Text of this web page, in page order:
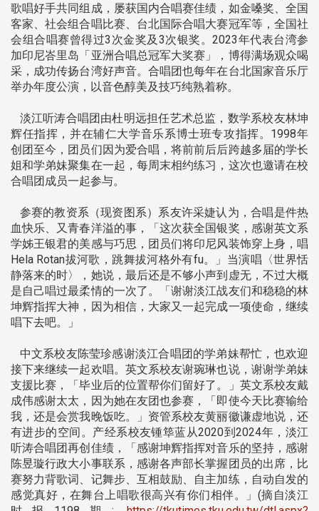
歌唱好手共同组成，屡获国内合唱赛佳绩，如金嗓奖、全国
客家、社会组合唱比赛、台北国际合唱大赛冠军等，全国社
会组合唱赛曾得过3次金奖及3次银奖。2023年代表台湾参
加印尼峇里岛「亚洲合唱总冠军大奖赛」，博得满场观众喝
采，成功传扬台湾好声音。合唱团也每年在台北国家音乐厅
举办年度公演，以音色醇美及技巧纯熟着称。
淡江听涛合唱团由杜明远担任艺术总监，数学系校友林坤
辉任指挥，并在辅仁大学音乐系博士班专攻指挥。1998年
创团至今，团员们因为爱合唱，将前前后后跨越多届的学长
姐和学弟妹聚集在一起，每周末相约练习，这次也邀请在校
合唱团成员一起参与。
参赛的教资系（现资图系）系友许采婕认为，合唱是件热
血快乐、又青春洋溢的事，「这次获全国银奖，感谢英文系
学姊王银君的美感与巧思，团员们将印尼风装饰穿上身，唱
Hela Rotan拔河歌，跳舞拔河格外有fu。」当演唱〈世界恬
静落来的时〉，她说，最后还是不够小声到虚无，不过大概
是自己唱过最柔情的一次了。「谢谢淡江战友们和稳稳的林
坤辉指挥大神，因为相信，大家又一起完成一项使命，继续
唱下去吧。」
中文系校友陈莹珍感谢淡江合唱团的学弟妹帮忙，也欢迎
接下来继续一起欢唱。英文系校友谢琬琳也说，谢谢学弟妹
支援比赛，「毕业后的位置帮你们留好了。」英文系校友戴
成伟感谢太太，因为她在友团也参赛，「即使今天比赛输给
我，还是会赏我晚饭吃。」资管系校友黄丽徽谦虚地说，还
有进步的空间。产经系校友锺筚蓝从2020到2024年，淡江
听涛合唱团再创佳绩，「感谢坤辉指挥对音乐的坚持，感谢
陈昱璇行政大小事联系，感谢各声部长掌握团员的出席，比
赛努力背歌词、记舞步、互相鼓励、自主加练，自动自发的
感觉真好，在舞台上唱歌很高兴有你们相伴。」(摘自淡江